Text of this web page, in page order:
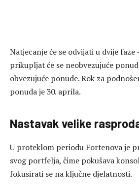
Natjecanje će se odvijati u dvije
prikupljat će se neobvezujuće
obvezujuće ponude. Rok za
ponuda je 30. aprila.
Nastavak velike
U proteklom periodu Fortenova je
svog portfelja, čime pokušava
fokusirati se na ključne djelatnosti.